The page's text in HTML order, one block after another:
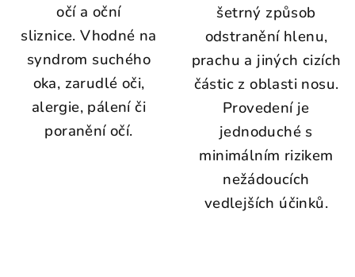
očí a oční
sliznice.Vhodné na
syndrom suchého
oka, zarudlé oči,
alergie, pálení či
poranění očí.
šetrný způsob
odstranění hlenu,
prachu a jiných cizích
částic z oblasti nosu.
Provedení je
jednoduché s
minimálním rizikem
nežádoucích
vedlejších účinků.